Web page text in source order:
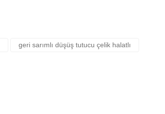
geri sarımlı düşüş tutucu çelik halatlı